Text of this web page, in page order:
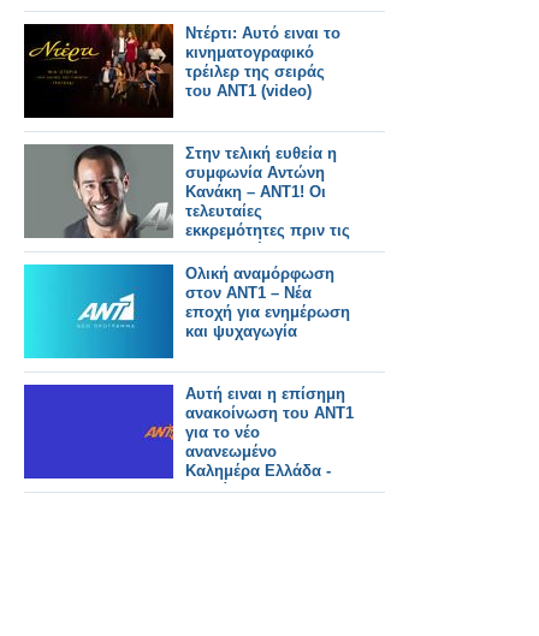
Ντέρτι: Αυτό ειναι το
κινηματογραφικό
τρέιλερ της σειράς
του ΑΝΤ1 (video)
Στην τελική ευθεία η
συμφωνία Αντώνη
Κανάκη – ΑΝΤ1! Οι
τελευταίες
εκκρεμότητες πριν τις
υπογραφές...
Ολική αναμόρφωση
στον ΑΝΤ1 – Νέα
εποχή για ενημέρωση
και ψυχαγωγία
Αυτή ειναι η επίσημη
ανακοίνωση του ΑΝΤ1
για το νέο
ανανεωμένο
Καλημέρα Ελλάδα -
Αυτοί θα το